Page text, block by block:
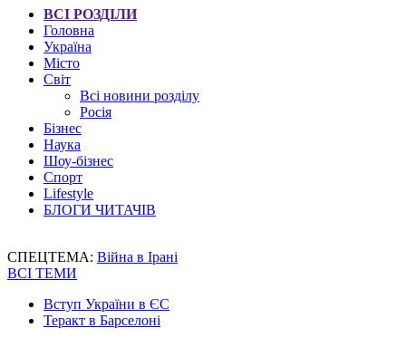
ВСІ РОЗДІЛИ
Головна
Україна
Місто
Світ
Всі новини розділу
Росія
Бізнес
Наука
Шоу-бізнес
Спорт
Lifestyle
БЛОГИ ЧИТАЧІВ
СПЕЦТЕМА: Війна в Ірані
ВСІ ТЕМИ
Вступ України в ЄС
Теракт в Барселоні